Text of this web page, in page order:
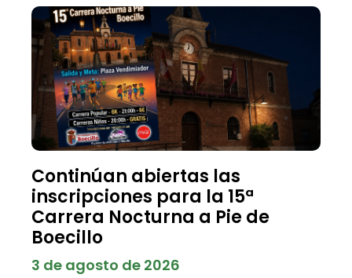
Continúan abiertas las
inscripciones para la 15ª
Carrera Nocturna a Pie de
Boecillo
3 de agosto de 2026